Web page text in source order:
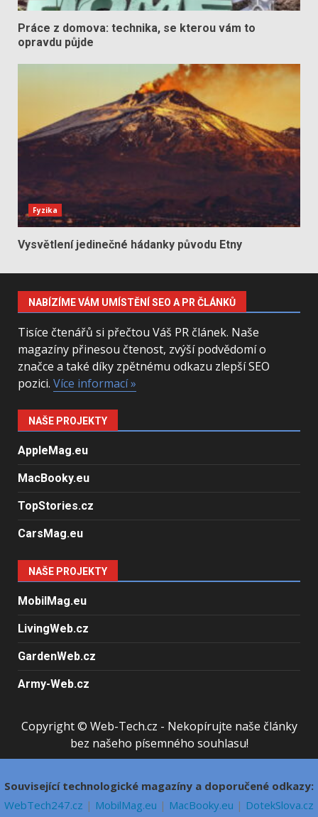
Práce z domova: technika, se kterou vám to
opravdu půjde
Fyzika
Vysvětlení jedinečné hádanky původu Etny
NABÍZÍME VÁM UMÍSTĚNÍ SEO A PR ČLÁNKŮ
Tisíce čtenářů si přečtou Váš PR článek. Naše
magazíny přinesou čtenost, zvýší podvědomí o
značce a také díky zpětnému odkazu zlepší SEO
pozici. Více informací »
NAŠE PROJEKTY
AppleMag.eu
MacBooky.eu
TopStories.cz
CarsMag.eu
NAŠE PROJEKTY
MobilMag.eu
LivingWeb.cz
GardenWeb.cz
Army-Web.cz
Copyright © Web-Tech.cz - Nekopírujte naše články
bez našeho písemného souhlasu!
Související technologické magazíny a doporučené odkazy:
WebTech247.cz | MobilMag.eu | MacBooky.eu | DotekSlova.cz